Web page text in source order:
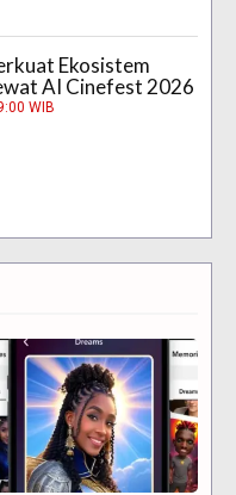
Ekosistem
AI Cinefest 2026
WIB